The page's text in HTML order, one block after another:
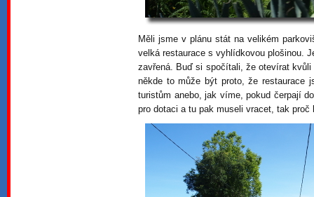
Měli jsme v plánu stát na velikém
velká restaurace s vyhlídkovou plošinou.
zavřená. Buď si spočítali, že otevírat
někde to může být proto, že restaurace
turistům anebo, jak víme, pokud čerpají
pro dotaci a tu pak museli vracet, tak proč